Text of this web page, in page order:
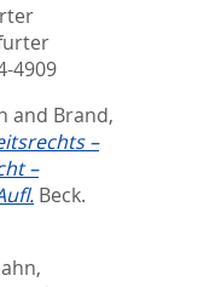
4909
and Brand,
–
–
Beck.